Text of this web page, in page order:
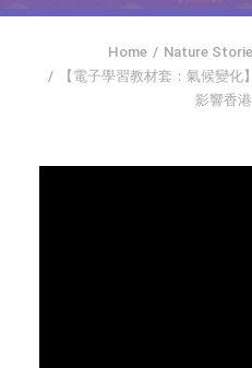
HOME
SOCIAL MEDIA
Home Nature
【電子學習教材套：氣候變
影響香